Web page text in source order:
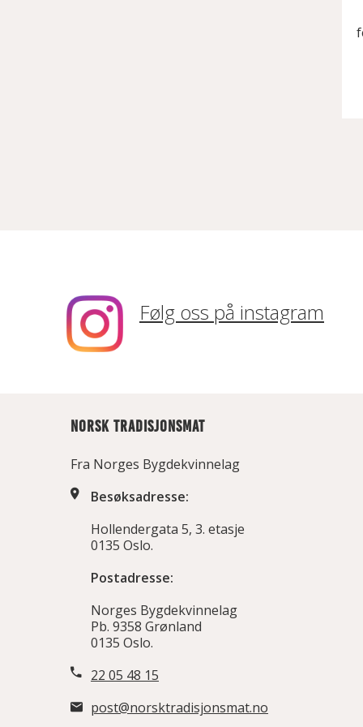
Følg oss på instagram
NORSK TRADISJONSMAT
Fra Norges Bygdekvinnelag
Besøksadresse:
Hollendergata 5, 3. etasje
0135 Oslo.
Postadresse:
Norges Bygdekvinnelag
Pb. 9358 Grønland
0135 Oslo.
22 05 48 15
post@norsktradisjonsmat.no